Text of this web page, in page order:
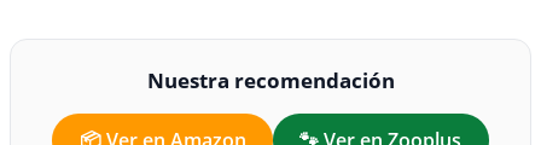
Nuestra recomendación